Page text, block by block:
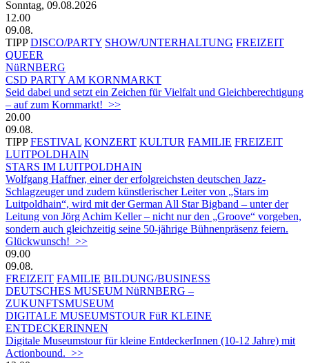
Sonntag, 09.08.2026
12.00
09.08.
TIPP DISCO/PARTY SHOW/UNTERHALTUNG FREIZEIT
QUEER
NüRNBERG
CSD PARTY AM KORNMARKT
Seid dabei und setzt ein Zeichen für Vielfalt und Gleichberechtigung
– auf zum Kornmarkt! >>
20.00
09.08.
TIPP FESTIVAL KONZERT KULTUR FAMILIE FREIZEIT
LUITPOLDHAIN
STARS IM LUITPOLDHAIN
Wolfgang Haffner, einer der erfolgreichsten deutschen Jazz-
Schlagzeuger und zudem künstlerischer Leiter von „Stars im
Luitpoldhain“, wird mit der German All Star Bigband – unter der
Leitung von Jörg Achim Keller – nicht nur den „Groove“ vorgeben,
sondern auch gleichzeitig seine 50-jährige Bühnenpräsenz feiern.
Glückwunsch! >>
09.00
09.08.
FREIZEIT FAMILIE BILDUNG/BUSINESS
DEUTSCHES MUSEUM NüRNBERG –
ZUKUNFTSMUSEUM
DIGITALE MUSEUMSTOUR FüR KLEINE
ENTDECKERINNEN
Digitale Museumstour für kleine EntdeckerInnen (10-12 Jahre) mit
Actionbound. >>